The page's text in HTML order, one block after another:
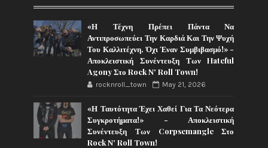
«Η Τέχνη Πρέπει Πάντα Να
Αντιπροσωπεύει Την Καρδιά Και Την Ψυχή
Του Καλλιτέχνη, Όχι Έναν Συμβιβασμό!» -
Αποκλειστική Συνέντευξη Των Hateful
Agony Στο Rock N' Roll Town!
rocknroll_town May 21, 2026
«Η Ταυτότητα Έχει Χαθεί Για Τα Νεότερα
Συγκροτήματα!» - Αποκλειστική
Συνέντευξη Των Corpsemangle Στο
Rock N' Roll Town!